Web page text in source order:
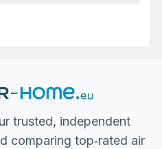
trusted, independent
comparing top‐rated air